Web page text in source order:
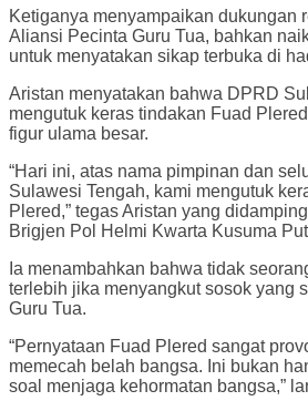
Ketiganya menyampaikan dukungan
Aliansi Pecinta Guru Tua, bahkan
untuk menyatakan sikap terbuka di
Aristan menyatakan bahwa DPRD
mengutuk keras tindakan Fuad
figur ulama besar.
“Hari ini, atas nama pimpinan dan
Sulawesi Tengah, kami mengutuk
Plered,” tegas Aristan yang
Brigjen Pol Helmi Kwarta Kusuma
Ia menambahkan bahwa tidak
terlebih jika menyangkut sosok yang
Guru Tua.
“Pernyataan Fuad Plered sangat
memecah belah bangsa. Ini bukan
soal menjaga kehormatan bangsa,”